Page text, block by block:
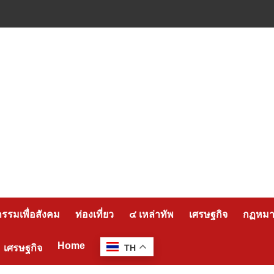
รมเพื่อสังคม ท่องเที่ยว ๔ เหล่าทัพ เศรษฐกิจ กฏหม
เศรษฐกิจ Home TH